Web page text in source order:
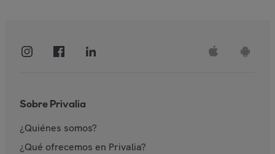
Sobre Privalia
¿Quiénes somos?
¿Qué ofrecemos en Privalia?